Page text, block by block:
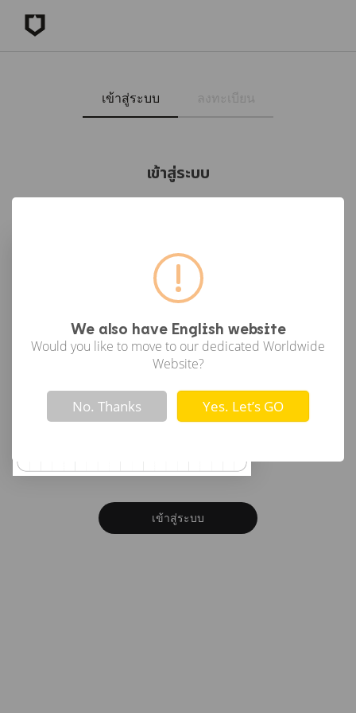
We also have English website
Would you like to move to our dedicated Worldwide
Website?
! Not valid!
No. Thanks Yes. Let’s GO
เข้าสู่ระบบ
เข้าสู่ระบบ
เข้าสู่ระบบด้วย Google
or
รหัสผ่าน